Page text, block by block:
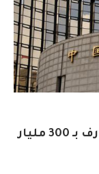
البنك المركزي الصيني يدعم المصارف بـ 300 مليار